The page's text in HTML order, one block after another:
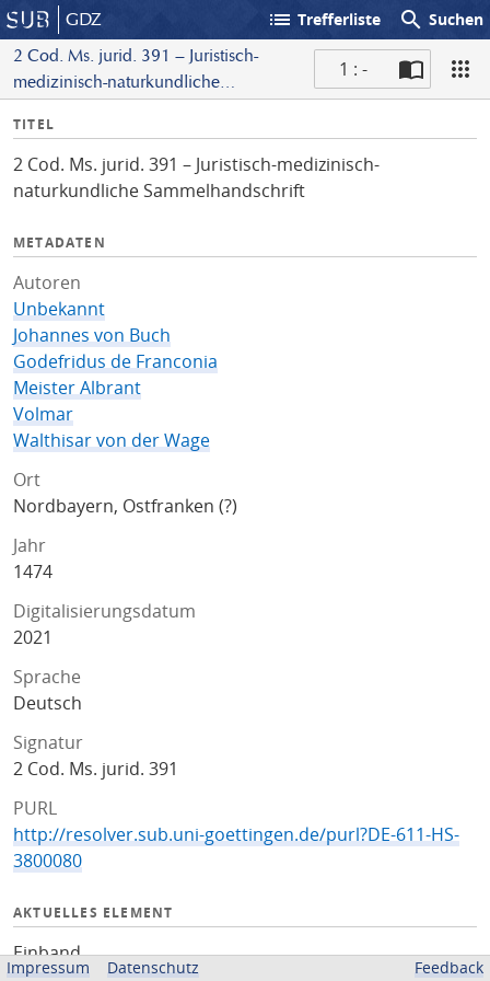
GDZ list Trefferliste search Suchen
2 Cod. Ms. jurid. 391 – Juristisch-
medizinisch-naturkundliche
1 : -
I
f
o
TITEL
2 Cod. Ms. jurid. 391 – Juristisch-medizinisch-
naturkundliche Sammelhandschrift
METADATEN
Autoren
Unbekannt
Johannes von Buch
Godefridus de Franconia
Meister Albrant
Volmar
Walthisar von der Wage
Ort
Nordbayern, Ostfranken (?)
Jahr
1474
Digitalisierungsdatum
2021
Sprache
Deutsch
Signatur
2 Cod. Ms. jurid. 391
PURL
http://resolver.sub.uni-goettingen.de/purl?DE-611-HS-
3800080
AKTUELLES ELEMENT
Einband
Impressum Datenschutz Feedback